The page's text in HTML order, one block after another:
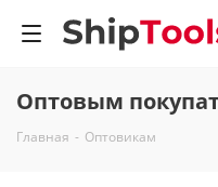
Оптовым
Главная - Оптовикам